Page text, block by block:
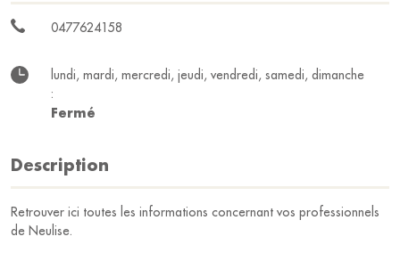
0477624158
lundi, mardi, mercredi, jeudi, vendredi, samedi, dimanche
:
Fermé
Description
Retrouver ici toutes les informations concernant vos professionnels
de Neulise.